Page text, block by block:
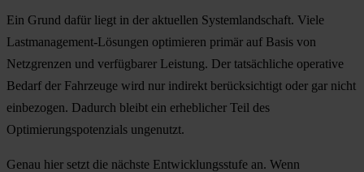
Ein Grund dafür liegt in der aktuellen Systemlandschaft. Viele
Lastmanagement-Lösungen optimieren primär auf Basis von
Netzgrenzen und verfügbarer Leistung. Der tatsächliche operative
Bedarf der Fahrzeuge wird nur indirekt berücksichtigt oder gar nicht
einbezogen. Dadurch bleibt ein erheblicher Teil des
Optimierungspotenzials ungenutzt.
Genau hier setzt die nächste Entwicklungsstufe an. Wenn